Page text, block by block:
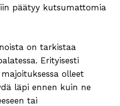
päätyy kutsumattomia
on tarkistaa
Erityisesti
olleet
läpi ennen kuin ne
tai